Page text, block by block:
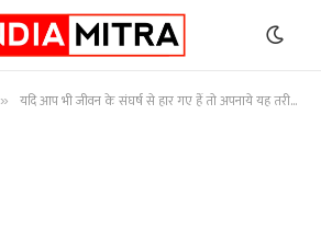
» यदि आप भी जीवन के संघर्ष से हार गए हैं तो अपनाये यह तरीका